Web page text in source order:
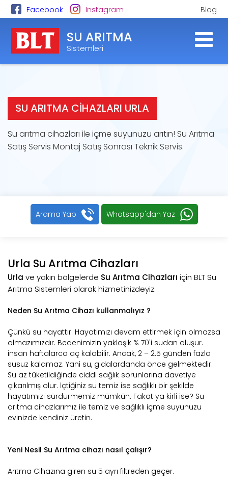
Facebook Instagram Blog
SU ARITMA
Sistemleri
SU ARITMA CIHAZLARI URLA
Su arıtma cihazları ile içme suyunuzu arıtın! Su Arıtma
Satış Servis Montaj Satış Sonrası Teknik Servis.
Arama Yap Whatsapp'dan Yaz
Urla Su Arıtma Cihazları
Urla ve yakın bölgelerde Su Arıtma Cihazları için BLT Su
Arıtma Sistemleri olarak hizmetinizdeyiz.
Neden Su Arıtma Cihazı kullanmalıyız ?
Çünkü su hayattır. Hayatımızı devam ettirmek için olmazsa
olmazımızdır. Bedenimizin yaklaşık % 70'i sudan oluşur.
insan haftalarca aç kalabilir. Ancak, 2 – 2.5 günden fazla
susuz kalamaz. Yani su, gıdalardanda önce gelmektedir.
Su az tüketildiğinde ciddi sağlık sorunlarına davetiye
çıkarılmış olur. İçtiğiniz su temiz ise sağlıklı bir şekilde
hayatımızı sürdürmemiz mümkün. Fakat ya kirli ise? Su
arıtma cihazlarımız ile temiz ve sağlıklı içme suyunuzu
evinizde kendiniz üretin.
Yeni Nesil Su Arıtma cihazı nasıl çalışır?
Arıtma Cihazına giren su 5 ayrı filtreden geçer.